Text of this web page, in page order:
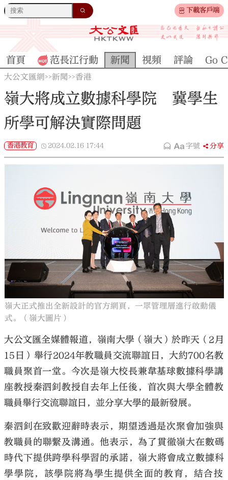
下載客戶端
大公文匯
首頁 范長江行動 新聞 視頻 評論 Go
大公文匯網>>新聞>>香港
嶺大將成立數據科學院 冀學生
所學可解決實際問題
香港教育 2024.02.16 17:44 字號 分享
嶺大正式推出全新設計的官方網頁，一眾管理層進行啟動儀
式。（嶺大圖片）
大公文匯全媒體報道，嶺南大學（嶺大）於昨天（ 2月
15 日）舉行2024年教職員交流聯誼日，大約700名教
職員聚首一堂。 今次是嶺大校長兼韋基球數據科學講
座教授秦泗釗教授自去年上任後， 首次與大學全體教
職員舉行交流聯誼日 ，並分享大學的最新發展。
秦泗釗在致歡迎辭時表示，期望透過是次聚會加強與
教職員的聯繫及溝通。他表示，為了貫徹嶺大在數碼
時代下提供跨學科學習的承諾，嶺大將會成立數據科
學學院，該學院將為學生提供全面的教育， 結合技